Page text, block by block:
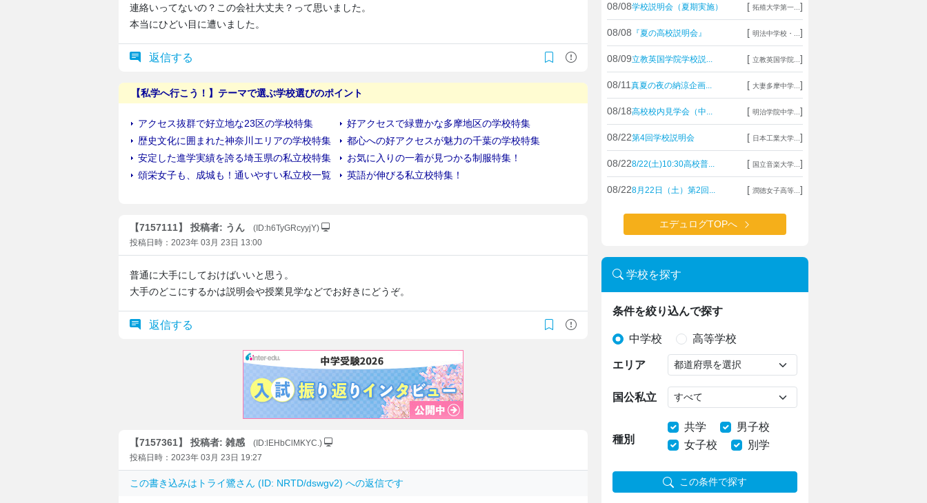
連絡いってないの？この会社大丈夫？って思いました。
本当にひどい目に遭いました。
返信する
【7157111】 投稿者: うん
(ID:h6TyGRcyyjY)
投稿日時：2023年 03月 23日 13:00
普通に大手にしておけばいいと思う。
大手のどこにするかは説明会や授業見学などでお好きにどうぞ。
返信する
【7157361】 投稿者: 雑感
(ID:lEHbClMKYC.)
投稿日時：2023年 03月 23日 19:27
この書き込みは トライ鷺さん (ID: NRTD/dswgv2) への返信です
08/08学校説明会（夏期実施） [ 拓殖大学第一... ]
08/08 『夏の高校説明会』 [ 明法中学校・... ]
08/09立教英国学院学校説... [ 立教英国学院... ]
08/11 真夏の夜の納涼企画... [ 大妻多摩中学... ]
08/18高校校内見学会（中... [ 明治学院中学... ]
08/22第4回学校説明会 [ 日本工業大学... ]
08/228/22(土)10:30高校普... [ 国立音楽大学... ]
08/228月22日（土）第2回... [ 潤徳女子高等... ]
エデュログTOPへ
学校を探す
条件を絞り込んで探す
中学校 高等学校
エリア
国公私立
種別
共学
男子校
女子校
別学
この条件で探す